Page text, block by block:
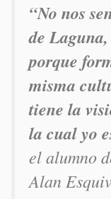
“No nos
de
porque
misma
tiene la
la cual yo
el alumno
Alan